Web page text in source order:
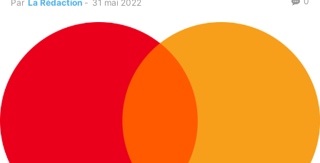
Par La Rédaction - 31 mai 2022